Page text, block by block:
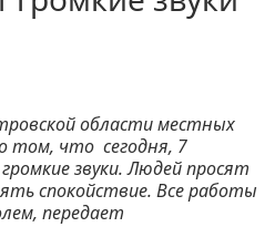
области местных
том, что сегодня, 7
звуки. Людей просят
спокойствие. Все работы
передает